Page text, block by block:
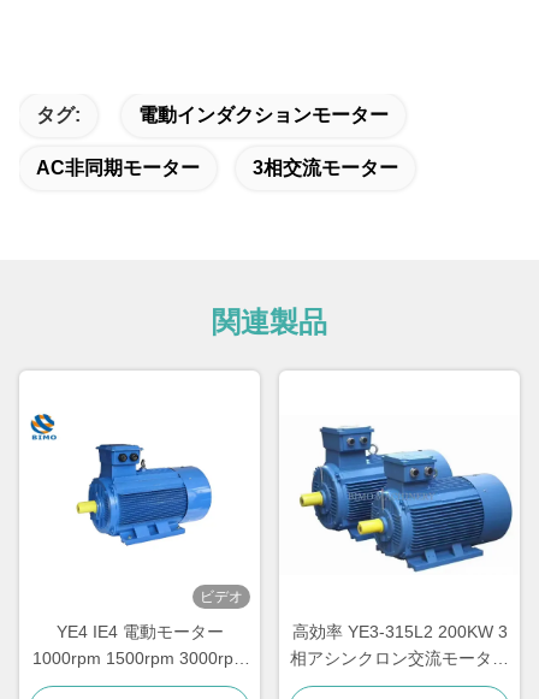
タグ: 電動インダクションモーター
AC非同期モーター 3相交流モーター
関連製品
ビデオ
YE4 IE4 電動モーター
1000rpm 1500rpm 3000rpm
三相交流誘導モーター
高効率 YE3-315L2 200KW 3
相アシンクロン交流モーター
220V 380V